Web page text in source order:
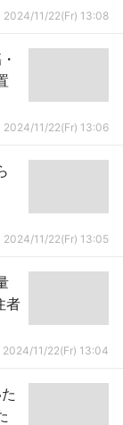
2024/11/22(Fr) 13:08
2024/11/22(Fr) 13:06
2024/11/22(Fr) 13:05
者
2024/11/22(Fr) 13:04